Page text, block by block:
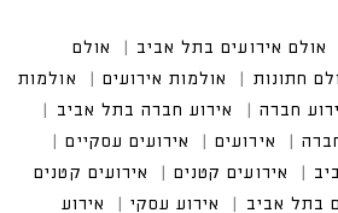
אולם אירועים בתל אביב
אולם אי
חתונות אולמות אירועים
אולמות אירוע
חברה
אירוע חברה בתל אביב
אירועים עסקיים
אירועים קטנים במרכז
אירוע עסקי בתל אביב